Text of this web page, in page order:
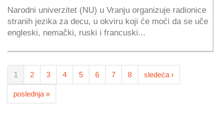
Narodni univerzitet (NU) u Vranju organizuje radionice
stranih jezika za decu, u okviru koji će moći da se uče
engleski, nemački, ruski i francuski...
1 2 3 4 5 6 7 8 sledeća ›
poslednja »